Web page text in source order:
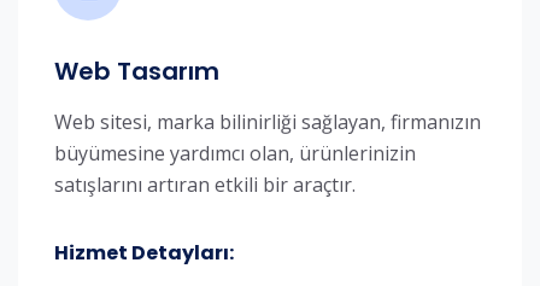
Web Tasarım
Web sitesi, marka bilinirliği sağlayan, firmanızın
büyümesine yardımcı olan, ürünlerinizin
satışlarını artıran etkili bir araçtır.
Hizmet Detayları: